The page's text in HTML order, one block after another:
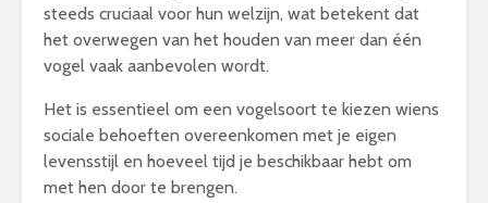
steeds cruciaal voor hun welzijn, wat betekent dat
het overwegen van het houden van meer dan één
vogel vaak aanbevolen wordt.
Het is essentieel om een vogelsoort te kiezen wiens
sociale behoeften overeenkomen met je eigen
levensstijl en hoeveel tijd je beschikbaar hebt om
met hen door te brengen.